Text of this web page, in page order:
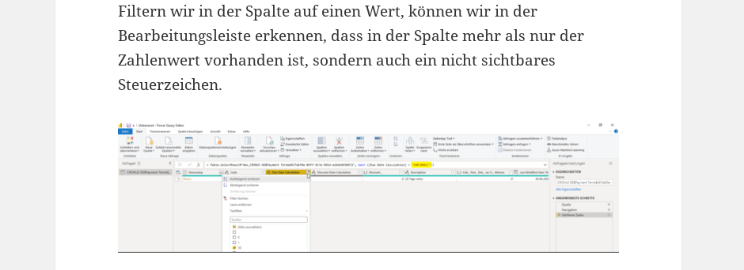
Filtern wir in der Spalte auf einen Wert, können wir in der
Bearbeitungsleiste erkennen, dass in der Spalte mehr als nur der
Zahlenwert vorhanden ist, sondern auch ein nicht sichtbares
Steuerzeichen.